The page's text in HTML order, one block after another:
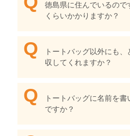
徳島県に住んでいるので
くらいかかりますか？
トートバッグ以外にも
収してくれますか？
トートバッグに名前を
ですか？